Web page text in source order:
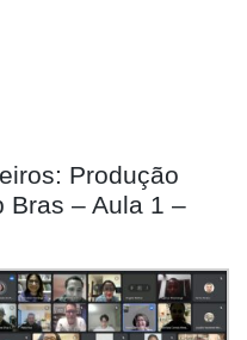
Produção
Bras – Aula 1 –